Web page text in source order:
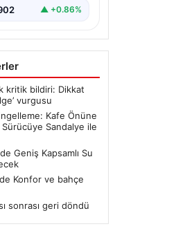
▲ +0.86%
kritik bildiri: Dikkat
vurgusu
Kafe Önüne
Sandalye ile
Geniş Kapsamlı Su
Konfor ve bahçe
sonrası geri döndü